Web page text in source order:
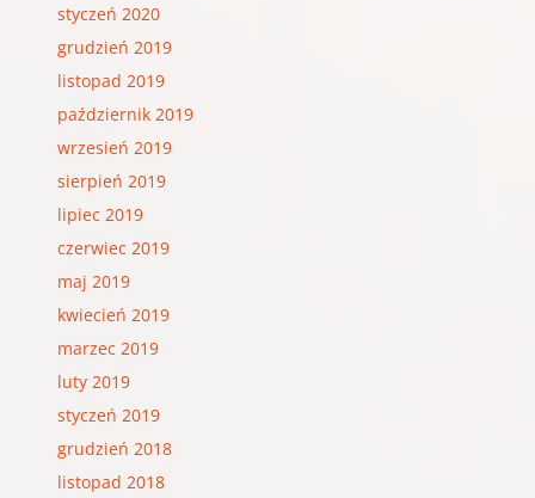
styczeń 2020
grudzień 2019
listopad 2019
październik 2019
wrzesień 2019
sierpień 2019
lipiec 2019
czerwiec 2019
maj 2019
kwiecień 2019
marzec 2019
luty 2019
styczeń 2019
grudzień 2018
listopad 2018